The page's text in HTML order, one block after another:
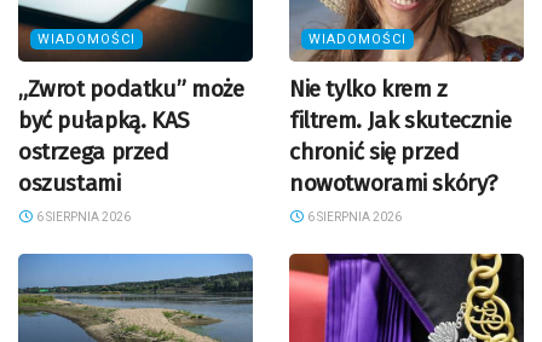
WIADOMOŚCI
„Zwrot podatku” może
być pułapką. KAS
ostrzega przed
oszustami
6 SIERPNIA 2026
WIADOMOŚCI
Nie tylko krem z
filtrem. Jak skutecznie
chronić się przed
nowotworami skóry?
6 SIERPNIA 2026